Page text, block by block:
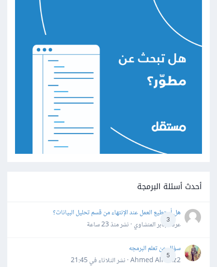
أحدث أسئلة البرمجة
3
هل أستطيع العمل عند الإنتهاء من قسم تحليل البيانات؟
عرفه جابر المنشاوي · نشرمنذ 23 ساعة
5
سؤال عن تعلم البرمجه
Ahmed Alhafiz2 · نشر
الثلاثاء في 21:45